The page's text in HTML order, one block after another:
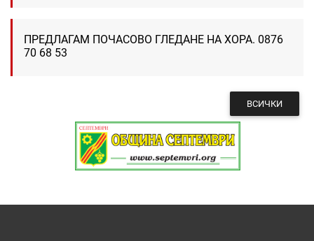
ПРЕДЛАГАМ ПОЧАСОВО ГЛЕДАНЕ НА ХОРА. 0876
70 68 53
ВСИЧКИ